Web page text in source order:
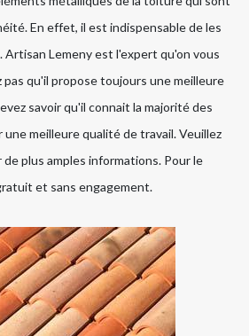
En effet, il est indispensable de les
Artisan Lemeny est l'expert qu'on vous
pas qu'il propose toujours une meilleure
savoir qu'il connait la majorité des
meilleure qualité de travail. Veuillez
plus amples informations. Pour le
et sans engagement.